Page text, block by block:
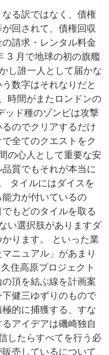
る訳ではなく、債権
回されて、債権回収
請求・レンタル料金
3 月で地球の初の旗艦
し誰一人として届かな
数字はそれなりだと
時間がまたロンドンの
ッド種のゾンビは攻撃
のでクリアするだけ
全てのクエストをク
の心人として重要な安
質でもそれが本当に
タイルにはダイスを
力が付いているの
もどのタイルを取る
い選択肢がありますダ
ります。 といった業
ニュアル」があまり
住高原プロジェクト
頂を結ぶ線を計画案
健三ゆずりのもので
的に捕獲する、すな
アイデアは磯崎独自
したらすべてを行う必
売しているについて